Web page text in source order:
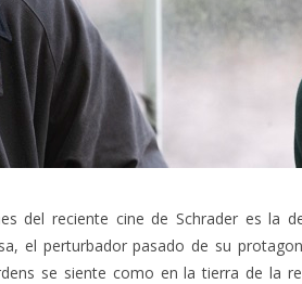
del reciente cine de Schrader es la
el perturbador pasado de su
se siente como en la tierra de la